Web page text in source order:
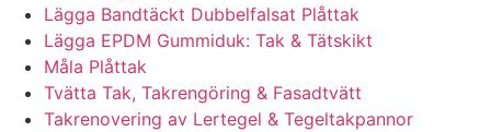
Lägga Bandtäckt Dubbelfalsat Plåttak
Lägga EPDM Gummiduk: Tak & Tätskikt
Måla Plåttak
Tvätta Tak, Takrengöring & Fasadtvätt
Takrenovering av Lertegel & Tegeltakpannor